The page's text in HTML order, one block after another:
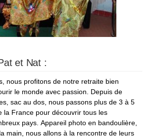
et Nat :
nous profitons de notre retraite bien
le monde avec passion. Depuis de
sac au dos, nous passons plus de 3 à 5
la France pour découvrir tous les
pays. Appareil photo en bandoulière,
main, nous allons à la rencontre de leurs